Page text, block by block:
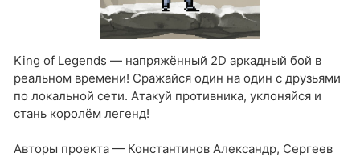
King of Legends — напряжённый 2D аркадный бой в
реальном времени! Сражайся один на один с друзьями
по локальной сети. Атакуй противника, уклоняйся и
стань королём легенд!
Авторы проекта — Константинов Александр, Сергеев